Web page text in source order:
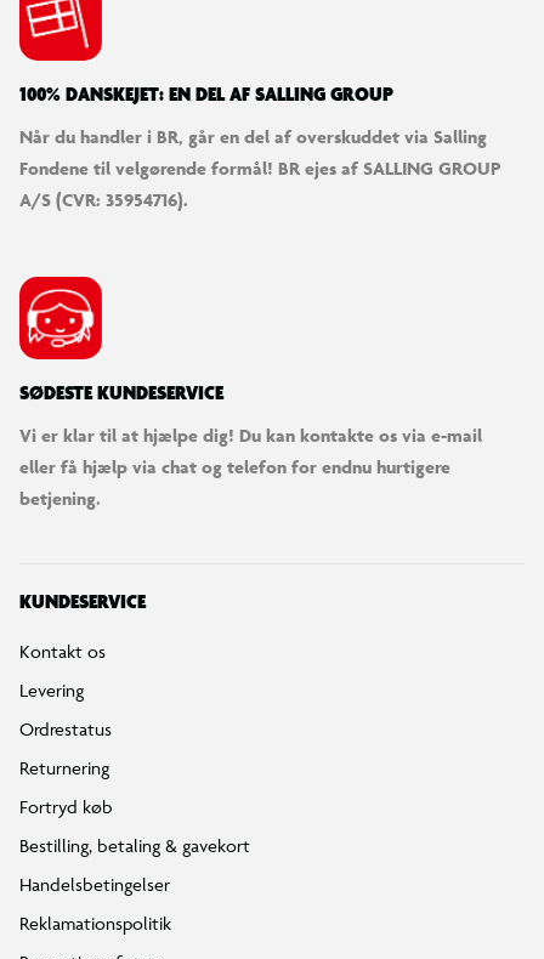
100% DANSKEJET: EN DEL AF SALLING GROUP
Når du handler i BR, går en del af overskuddet via Salling
Fondene til velgørende formål! BR ejes af SALLING GROUP
A/S (CVR: 35954716).
SØDESTE KUNDESERVICE
Vi er klar til at hjælpe dig! Du kan kontakte os via e-mail
eller få hjælp via chat og telefon for endnu hurtigere
betjening.
KUNDESERVICE
Kontakt os
Levering
Ordrestatus
Returnering
Fortryd køb
Bestilling, betaling & gavekort
Handelsbetingelser
Reklamationspolitik